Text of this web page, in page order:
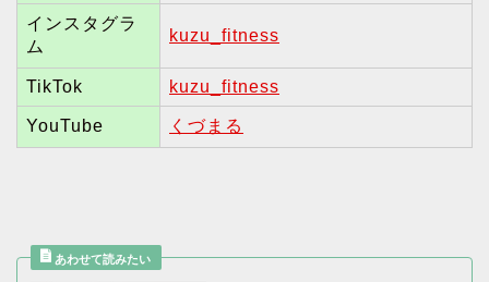
インスタグラ
ム
kuzu_fitness
TikTok kuzu_fitness
YouTube くづまる